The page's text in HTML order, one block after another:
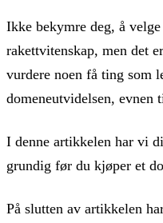
Ikke bekymre deg, å
rakettvitenskap, men det
vurdere noen få ting som
domeneutvidelsen, evnen
I denne artikkelen har vi
grundig før du kjøper et
På slutten av artikkelen